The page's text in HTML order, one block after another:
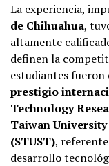
La experiencia,
de Chihuahua,
altamente
definen la
estudiantes fueron
prestigio
Technology
Taiwan
(STUST),
desarrollo